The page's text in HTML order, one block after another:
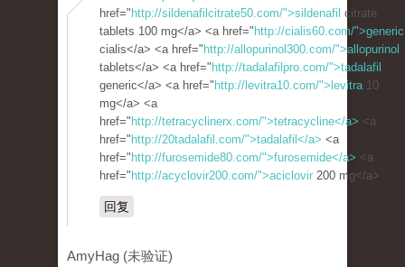
href=" http://sildenafilcitrate50.com/">sildenafil citrate
tablets 100 mg</a> <a href=" http://cialis60.com/">generic
cialis</a> <a href=" http://allopurinol300.com/">allopurinol
tablets</a> <a href=" http://tadalafilpro.com/">tadalafil
generic</a> <a href=" http://levitra10.com/">levitra10
mg</a> <a
href=" http://tetracyclinerx.com/">tetracycline</a> <a
href=" http://20tadalafil.com/">tadalafil</a> <a
href=" http://furosemide80.com/">furosemide</a> <a
href=" http://acyclovir200.com/">aciclovir 200 mg</a>
回复
AmyHag (未验证)